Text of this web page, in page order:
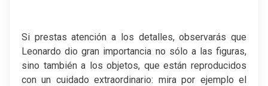
Si prestas atención a los detalles, observarás que
Leonardo dio gran importancia no sólo a las figuras,
sino también a los objetos, que están reproducidos
con un cuidado extraordinario: mira por ejemplo el